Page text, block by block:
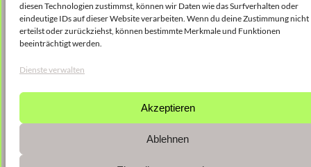
diesen Technologien zustimmst, können wir Daten wie das Surfverhalten oder
eindeutige IDs auf dieser Website verarbeiten. Wenn du deine Zustimmung nicht
erteilst oder zurückziehst, können bestimmte Merkmale und Funktionen
beeinträchtigt werden.
Dienste verwalten
Akzeptieren
Ablehnen